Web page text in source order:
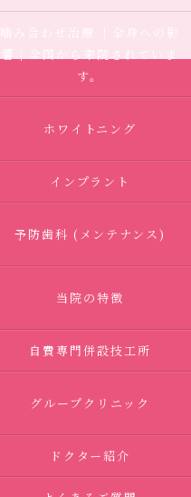
噛み合わせ治療 ｜全身への影
響｜全国から来院されていま
す。
ホワイトニング
インプラント
予防歯科 (メンテナンス)
当院の特徴
自費専門併設技工所
グループクリニック
ドクター紹介